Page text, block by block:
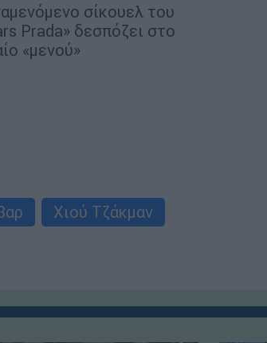
σίκουελ του
Prada» δεσπόζει στο
«μενού»
Χιού Τζάκμαν